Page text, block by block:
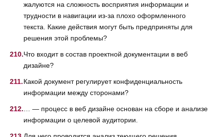
жалуются на сложность восприятия информации и
трудности в навигации из-за плохо оформленного
текста. Какие действия могут быть предприняты для
решения этой проблемы?
Что входит в состав проектной документации в веб
дизайне?
Какой документ регулирует конфиденциальность
информации между сторонами?
… — процесс в веб дизайне основан на сборе и анализе
информации о целевой аудитории.